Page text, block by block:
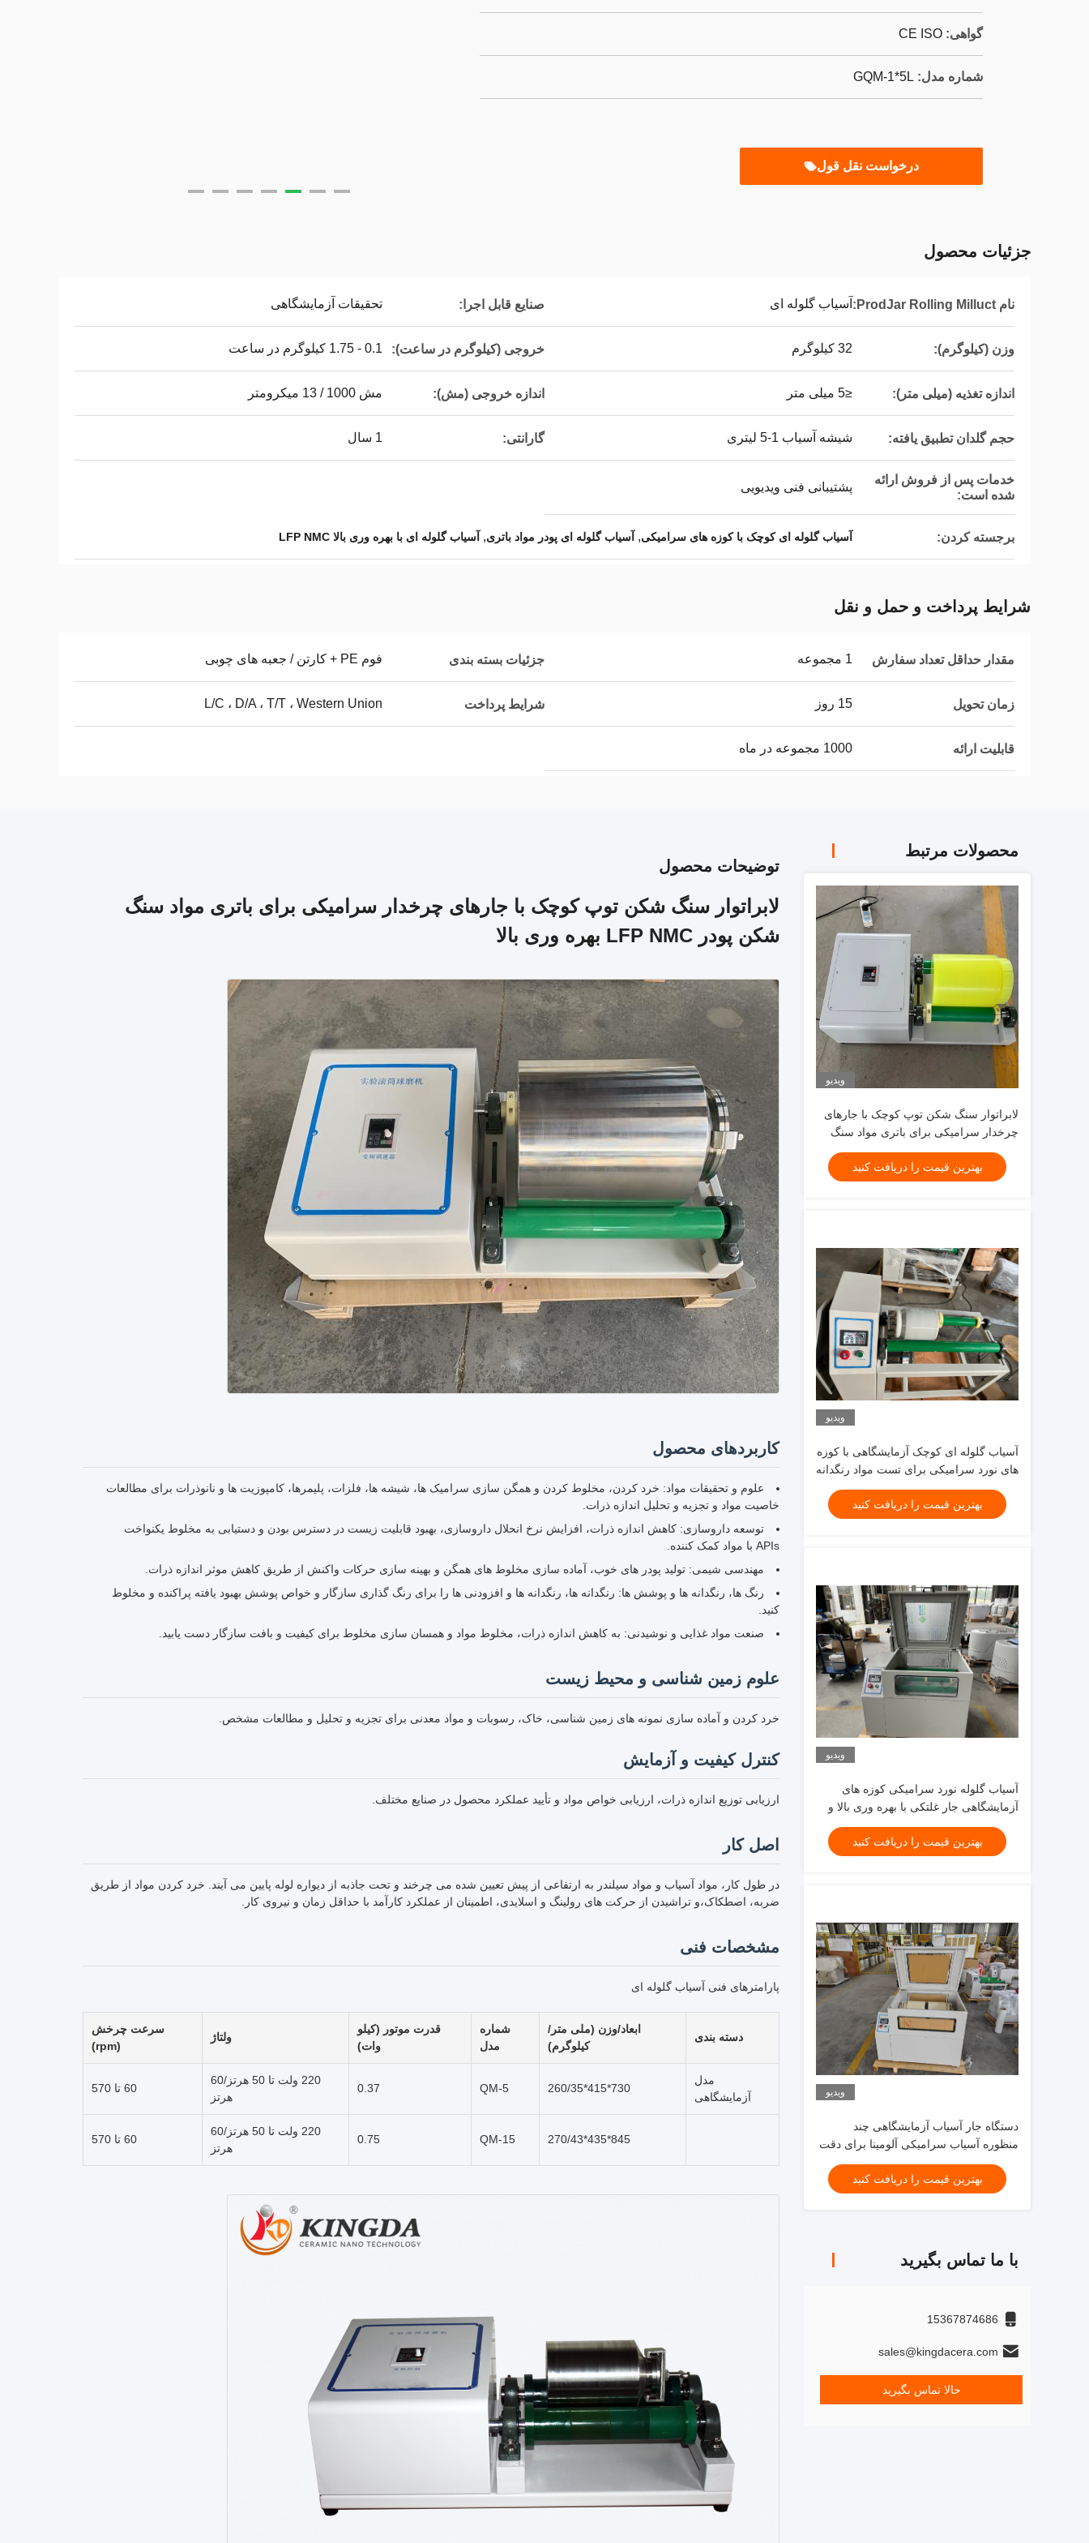
گواهی: CE ISO
شماره مدل: GQM-1*5L
درخواست نقل قول
جزئیات محصول
نام ProdJar Rolling Milluct: آسیاب گلوله ای صنایع قابل اجرا: تحقیقات آزمایشگاهی
وزن (کیلوگرم): 32 کیلوگرم خروجی (کیلوگرم در ساعت): 0.1 - 1.75 کیلوگرم در ساعت
اندازه تغذیه (میلی متر): ≤5 میلی متر اندازه خروجی (مش): مش 1000 / 13 میکرومتر
حجم گلدان تطبیق یافته: شیشه آسیاب 1-5 لیتری گارانتی: 1 سال
خدمات پس از فروش ارائه
شده است:
پشتیبانی فنی ویدیویی
برجسته کردن: آسیاب گلوله ای کوچک با کوزه های سرامیکی, آسیاب گلوله ای پودر مواد باتری, آسیاب گلوله ای با بهره وری بالا LFP NMC
شرایط پرداخت و حمل و نقل
مقدار حداقل تعداد سفارش 1 مجموعه جزئیات بسته بندی فوم PE + کارتن / جعبه های چوبی
زمان تحویل 15 روز شرایط پرداخت L/C ، D/A ، T/T ، Western Union
قابلیت ارائه 1000 مجموعه در ماه
محصولات مرتبط
ویدیو
لابراتوار سنگ شکن توپ کوچک با جارهای
چرخدار سرامیکی برای باتری مواد سنگ
شکن پودر LFP NMC بهره وری بالا
بهترین قیمت را دریافت کنید
ویدیو
آسیاب گلوله ای کوچک آزمایشگاهی با کوزه
های نورد سرامیکی برای تست مواد رنگدانه
سرامیکی آسیاب نانو پودر
بهترین قیمت را دریافت کنید
ویدیو
آسیاب گلوله نورد سرامیکی کوزه های
آزمایشگاهی جار غلتکی با بهره وری بالا و
خروجی مش 1000
بهترین قیمت را دریافت کنید
ویدیو
دستگاه جار آسیاب آزمایشگاهی چند
منظوره آسیاب سرامیکی آلومینا برای دقت
دسته ای کوچک
بهترین قیمت را دریافت کنید
با ما تماس بگیرید
15367874686
sales@kingdacera.com
حالا تماس بگیرید
توضیحات محصول
لابراتوار سنگ شکن توپ کوچک با جارهای چرخدار سرامیکی برای باتری مواد سنگ
شکن پودر LFP NMC بهره وری بالا
کاربردهای محصول
علوم و تحقیقات مواد: خرد کردن، مخلوط کردن و همگن سازی سرامیک ها، شیشه ها، فلزات، پلیمرها، کامپوزیت ها و نانوذرات برای مطالعات
خاصیت مواد و تجزیه و تحلیل اندازه ذرات.
توسعه داروسازی: کاهش اندازه ذرات، افزایش نرخ انحلال داروسازی، بهبود قابلیت زیست در دسترس بودن و دستیابی به مخلوط یکنواخت
APIs با مواد کمک کننده.
مهندسی شیمی: تولید پودر های خوب، آماده سازی مخلوط های همگن و بهینه سازی حرکات واکنش از طریق کاهش موثر اندازه ذرات.
رنگ ها، رنگدانه ها و پوشش ها: رنگدانه ها، رنگدانه ها و افزودنی ها را برای رنگ گذاری سازگار و خواص پوشش بهبود یافته پراکنده و مخلوط
کنید.
صنعت مواد غذایی و نوشیدنی: به کاهش اندازه ذرات، مخلوط مواد و همسان سازی مخلوط برای کیفیت و بافت سازگار دست یابید.
علوم زمین شناسی و محیط زیست
خرد کردن و آماده سازی نمونه های زمین شناسی، خاک، رسوبات و مواد معدنی برای تجزیه و تحلیل و مطالعات مشخص.
کنترل کیفیت و آزمایش
ارزیابی توزیع اندازه ذرات، ارزیابی خواص مواد و تأیید عملکرد محصول در صنایع مختلف.
اصل کار
در طول کار، مواد آسیاب و مواد سیلندر به ارتفاعی از پیش تعیین شده می چرخند و تحت جاذبه از دیواره لوله پایین می آیند. خرد کردن مواد از طریق
ضربه، اصطکاک،و تراشیدن از حرکت های رولینگ و اسلایدی، اطمینان از عملکرد کارآمد با حداقل زمان و نیروی کار.
مشخصات فنی
پارامترهای فنی آسیاب گلوله ای
دسته بندی
ابعاد/وزن (ملی متر/
کیلوگرم)
شماره
مدل
قدرت موتور (کیلو
وات)
ولتاژ
سرعت چرخش
(rpm)
مدل
آزمایشگاهی
730*415*260/35
QM-5
0.37
220 ولت تا 50 هرتز/60
هرتز
60 تا 570
845*435*270/43
QM-15
0.75
220 ولت تا 50 هرتز/60
هرتز
60 تا 570